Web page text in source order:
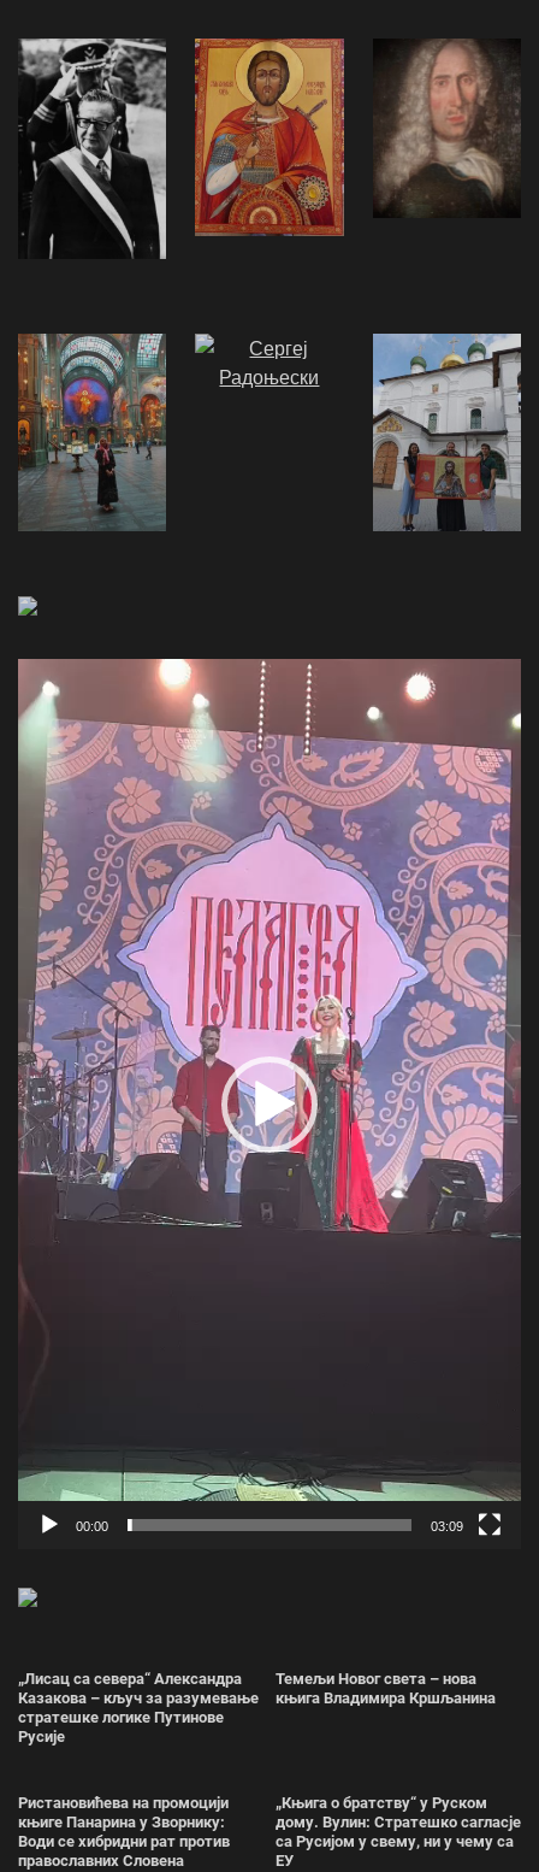
Player
00:00 03:09
„Лисац са севера“ Александра
Казакова – кључ за разумевање
стратешке логике Путинове
Русије
Темељи Новог света – нова
књига Владимира Кршљанина
Ристановићева на промоцији
књиге Панарина у Зворнику:
Води се хибридни рат против
православних Словена
„Књига о братству“ у Руском
дому. Вулин: Стратешко сагласје
са Русијом у свему, ни у чему са
ЕУ